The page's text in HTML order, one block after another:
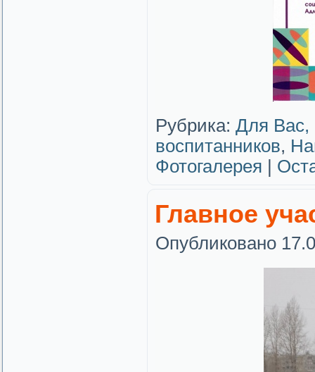
Рубрика: Для Вас,
воспитанников,
Фотогалерея
Главное
Опубликовано